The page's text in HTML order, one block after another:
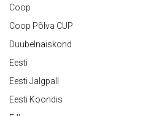
Coop
Coop Põlva CUP
Duubelnaiskond
Eesti
Eesti Jalgpall
Eesti Koondis